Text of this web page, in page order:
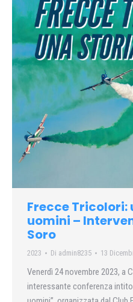
Frecce Tricolori:
uomini –
Soro
2023 Di admin8235 13
Venerdì 24 novembre 2023, a
interessante conferenza